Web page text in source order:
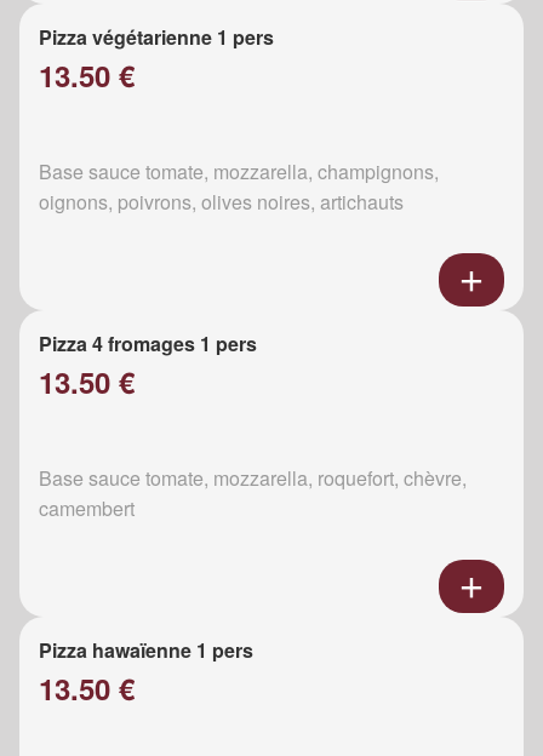
Pizza végétarienne 1 pers
13.50 €
Base sauce tomate, mozzarella, champignons,
oignons, poivrons, olives noires, artichauts
Pizza 4 fromages 1 pers
13.50 €
Base sauce tomate, mozzarella, roquefort, chèvre,
camembert
Pizza hawaïenne 1 pers
13.50 €